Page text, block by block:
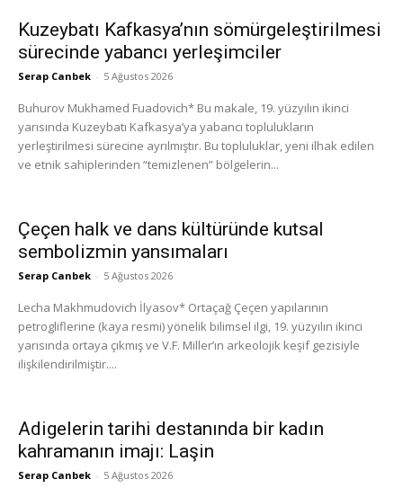
Kuzeybatı Kafkasya’nın sömürgeleştirilmesi
sürecinde yabancı yerleşimciler
Serap Canbek - 5 Ağustos 2026
Buhurov Mukhamed Fuadovich* Bu makale, 19. yüzyılın ikinci
yarısında Kuzeybatı Kafkasya’ya yabancı toplulukların
yerleştirilmesi sürecine ayrılmıştır. Bu topluluklar, yeni ilhak edilen
ve etnik sahiplerinden “temizlenen” bölgelerin...
Çeçen halk ve dans kültüründe kutsal
sembolizmin yansımaları
Serap Canbek - 5 Ağustos 2026
Lecha Makhmudovich İlyasov* Ortaçağ Çeçen yapılarının
petrogliflerine (kaya resmi) yönelik bilimsel ilgi, 19. yüzyılın ikinci
yarısında ortaya çıkmış ve V.F. Miller’ın arkeolojik keşif gezisiyle
ilişkilendirilmiştir....
Adigelerin tarihi destanında bir kadın
kahramanın imajı: Laşin
Serap Canbek - 5 Ağustos 2026